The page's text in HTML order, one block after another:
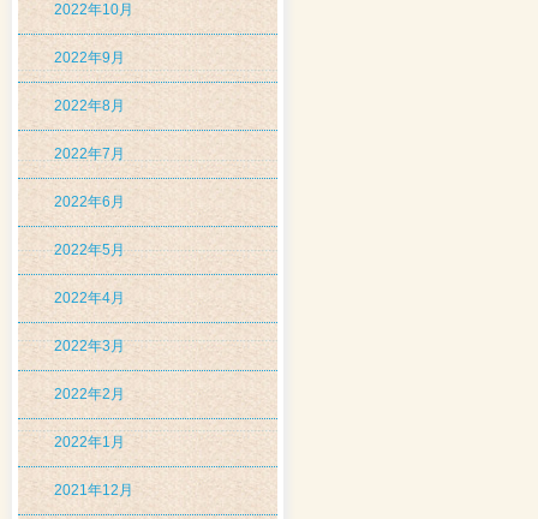
2022年10月
2022年9月
2022年8月
2022年7月
2022年6月
2022年5月
2022年4月
2022年3月
2022年2月
2022年1月
2021年12月